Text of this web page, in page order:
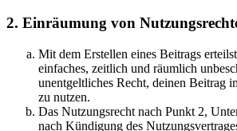
2. Einräumung von
Mit dem Erstellen eines Beitrags
einfaches, zeitlich und räumlich
unentgeltliches Recht, deinen Beitrag
zu nutzen.
Das Nutzungsrecht nach Punkt 2,
nach Kündigung des